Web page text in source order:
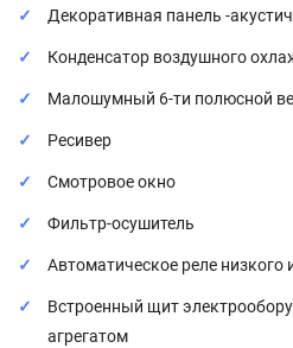
Декоративная панель -
Конденсатор воздушного
Малошумный 6-ти полюсной
Ресивер
Смотровое окно
Фильтр-осушитель
Автоматическое реле низкого
Встроенный щит
агрегатом